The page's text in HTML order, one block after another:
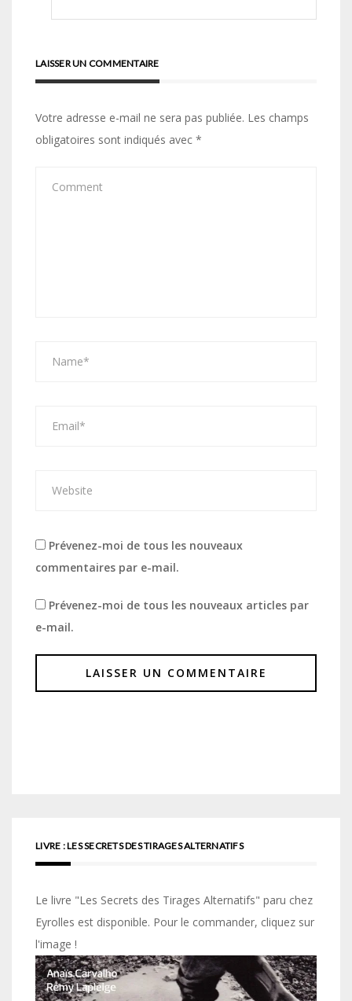
LAISSER UN COMMENTAIRE
Votre adresse e-mail ne sera pas publiée. Les champs
obligatoires sont indiqués avec *
Prévenez-moi de tous les nouveaux
commentaires par e-mail.
Prévenez-moi de tous les nouveaux articles par
e-mail.
LIVRE : LES SECRETS DES TIRAGES ALTERNATIFS
Le livre "Les Secrets des Tirages Alternatifs" paru chez
Eyrolles est disponible. Pour le commander, cliquez sur
l'image !